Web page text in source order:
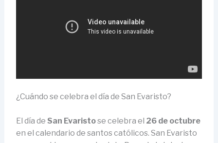
¿Cuándo se celebra el día de San Evaristo?
El día de San Evaristose celebra el 26 de octubre
en el calendario de santos católicos. San Evaristo